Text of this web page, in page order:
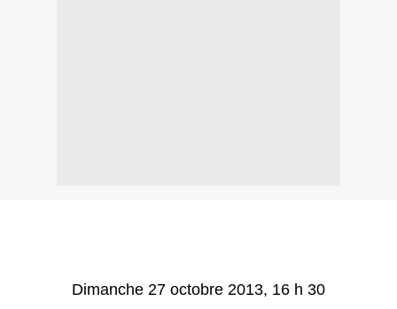
Dimanche 27 octobre 2013, 16 h 30